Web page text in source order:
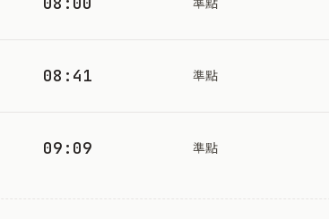
準點
08:41 準點
09:09 準點